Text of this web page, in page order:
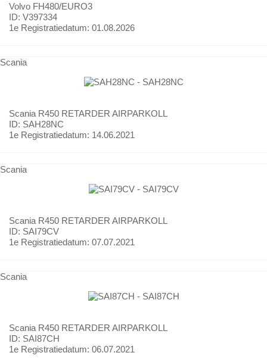
Volvo FH480/EURO3
ID: V397334
1e Registratiedatum: 01.08.2026
Scania
Scania R450 RETARDER AIRPARKOLL
ID: SAH28NC
1e Registratiedatum: 14.06.2021
Scania
Scania R450 RETARDER AIRPARKOLL
ID: SAI79CV
1e Registratiedatum: 07.07.2021
Scania
Scania R450 RETARDER AIRPARKOLL
ID: SAI87CH
1e Registratiedatum: 06.07.2021